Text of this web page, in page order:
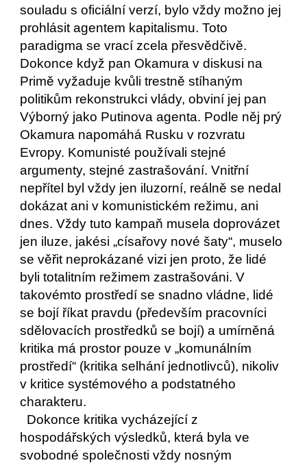
souladu s oficiální verzí, bylo vždy možno jej
prohlásit agentem kapitalismu. Toto
paradigma se vrací zcela přesvědčivě.
Dokonce když pan Okamura v diskusi na
Primě vyžaduje kvůli trestně stíhaným
politikům rekonstrukci vlády, obviní jej pan
Výborný jako Putinova agenta. Podle něj prý
Okamura napomáhá Rusku v rozvratu
Evropy. Komunisté používali stejné
argumenty, stejné zastrašování. Vnitřní
nepřítel byl vždy jen iluzorní, reálně se nedal
dokázat ani v komunistickém režimu, ani
dnes. Vždy tuto kampaň musela doprovázet
jen iluze, jakési „císařovy nové šaty“, muselo
se věřit neprokázané vizi jen proto, že lidé
byli totalitním režimem zastrašováni. V
takovémto prostředí se snadno vládne, lidé
se bojí říkat pravdu (především pracovníci
sdělovacích prostředků se bojí) a umírněná
kritika má prostor pouze v „komunálním
prostředí“ (kritika selhání jednotlivců), nikoliv
v kritice systémového a podstatného
charakteru.
hospodářských výsledků, která byla ve
svobodné společnosti vždy nosným